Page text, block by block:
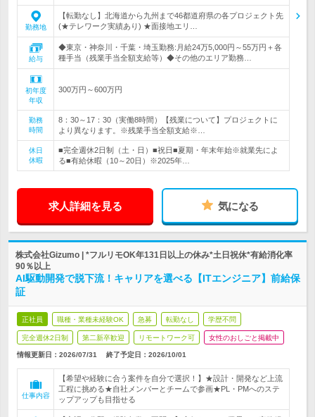
勤務地
【転勤なし】北海道から九州まで46都道府県の各プロジェクト先
(★テレワーク実績あり) ★面接地エリ…
給与
◆東京・神奈川・千葉・埼玉勤務:月給24万5,000円～55万円＋各
種手当（残業手当全額支給等）◆その他のエリア勤務…
初年度
年収
300万円～600万円
勤務
時間
8：30～17：30（実働8時間）【残業について】プロジェクトに
より異なります。※残業手当全額支給※…
休日
休暇
■完全週休2日制（土・日）■祝日■夏期・年末年始※就業先によ
る■有給休暇（10～20日）※2025年…
求人詳細を見る 気になる
株式会社Gizumo | *フルリモOK年131日以上の休み*土日祝休*有給消化率
90％以上
AI駆動開発で脱下流！キャリアを選べる【ITエンジニア】前給保
証
正社員 職種・業種未経験OK 急募 転勤なし 学歴不問
完全週休2日制 第二新卒歓迎 リモートワーク可 女性のおしごと掲載中
情報更新日：2026/07/31 終了予定日： 2026/10/01
仕事内容
【希望や経験に合う案件を自分で選択！】★設計・開発など上流
工程に挑める★自社メンバーとチームで参画★PL・PMへのステ
ップアップも目指せる